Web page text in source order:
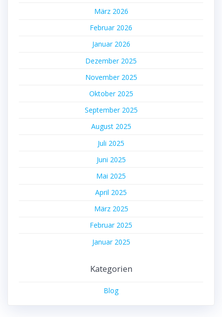
März 2026
Februar 2026
Januar 2026
Dezember 2025
November 2025
Oktober 2025
September 2025
August 2025
Juli 2025
Juni 2025
Mai 2025
April 2025
März 2025
Februar 2025
Januar 2025
Kategorien
Blog